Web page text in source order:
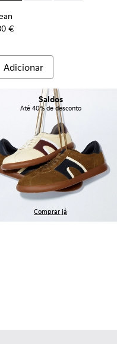
€
Adicionar
de pele castanha
014 - Sapatilhas de
- K101003-009
Saldos
Até 40% de desconto
Comprar já